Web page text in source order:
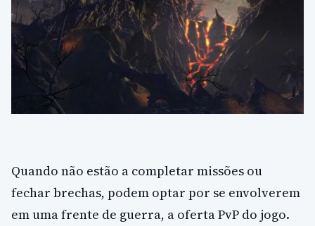
Quando não estão a completar missões ou
fechar brechas, podem optar por se envolverem
em uma frente de guerra, a oferta PvP do jogo.